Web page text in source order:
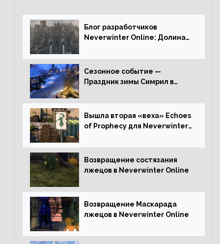
Блог разработчиков
Neverwinter Online: Долина
Сезонное событие —
Праздник зимы Симрил в
Вышла вторая «веха» Echoes
of Prophecy для Neverwinter
Возвращение состязания
лжецов в Neverwinter Online
Возвращение Маскарада
лжецов в Neverwinter Online